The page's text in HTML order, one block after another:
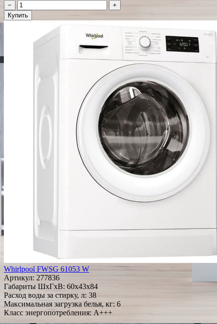
−
+
Купить
Whirlpool FWSG 61053 W
Артикул: 277836
Габариты ШxГxВ: 60x43x84
Расход воды за стирку, л: 38
Максимальная загрузка белья, кг: 6
Класс энергопотребления: A+++